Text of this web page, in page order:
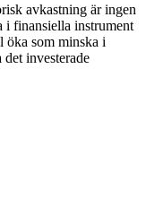
avkastning är ingen
i finansiella instrument
öka som minska i
investerade